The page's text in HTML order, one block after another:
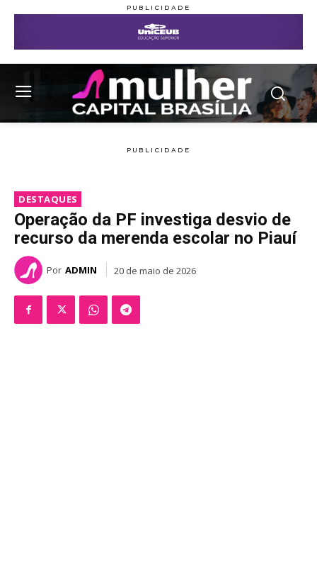
DESTAQUES
Operação da PF investiga desvio de
recurso da merenda escolar no Piauí
Por ADMIN 20 de maio de 2026